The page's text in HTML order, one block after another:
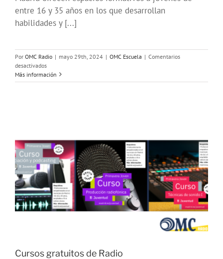
entre 16 y 35 años en los que desarrollan
habilidades y [...]
Por OMC Radio | mayo 29th, 2024 | OMC Escuela | Comentarios
desactivadosen
Cursos
gratuitos
Más información
Cursos gratuitos de Radio